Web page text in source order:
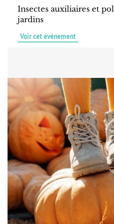
Insectes auxiliaires et
jardins
Voir cet événement